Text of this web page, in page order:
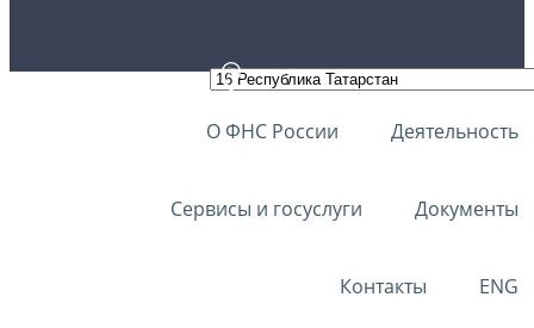
О ФНС России Деятельность
Сервисы и госуслуги Документы
Контакты ENG